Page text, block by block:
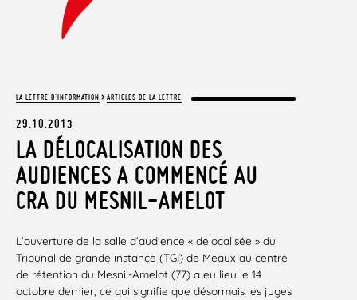
LA LETTRE D'INFORMATION >ARTICLES DE LA LETTRE
29.10.2013
LA DÉLOCALISATION DES
AUDIENCES A COMMENCÉ AU
CRA DU MESNIL-AMELOT
L’ouverture de la salle d’audience « délocalisée » du
Tribunal de grande instance (TGI) de Meaux au centre
de rétention du Mesnil-Amelot (77) a eu lieu le 14
octobre dernier, ce qui signifie que désormais les juges